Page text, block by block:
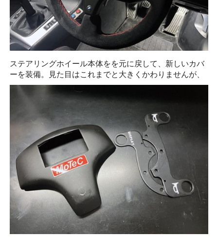
ステアリングホイール本体をを元に戻して、新しいカバ
ーを装備。見た目はこれまでと大きくかわりませんが、